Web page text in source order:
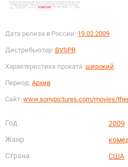
Дата релиза в России: 19.02.2009
Дистрибьютор: BVSPR
Характеристика проката: широкий
Период: Архив
Сайт: www.sonypictures.com/movies/
Год
2009
Жанр
Страна
США